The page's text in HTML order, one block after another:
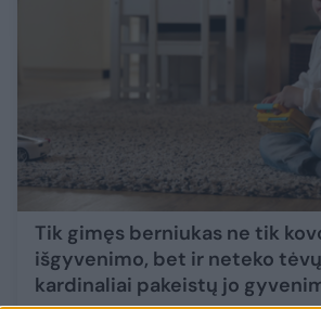
Tik gimęs berniukas ne tik
išgyvenimo, bet ir neteko
kardinaliai pakeistų jo